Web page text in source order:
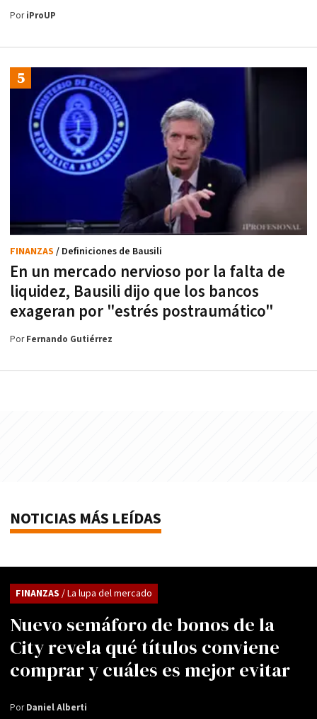
PoriProUP
En un mercado nervioso por la falta de
liquidez, Bausili dijo que los bancos
exageran por "estrés postraumático"
FINANZAS / Definiciones de Bausili
PorFernando Gutiérrez
NOTICIAS MÁS LEÍDAS
Nuevo semáforo de bonos de la
City revela qué títulos conviene
comprar y cuáles es mejor evitar
FINANZAS / La lupa del mercado
PorDaniel Alberti